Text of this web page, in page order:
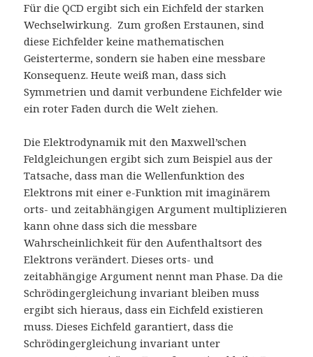
Für die QCD ergibt sich ein Eichfeld der starken
Wechselwirkung. Zum großen Erstaunen, sind
diese Eichfelder keine mathematischen
Geisterterme, sondern sie haben eine messbare
Konsequenz. Heute weiß man, dass sich
Symmetrien und damit verbundene Eichfelder wie
ein roter Faden durch die Welt ziehen.
Die Elektrodynamik mit den Maxwell’schen
Feldgleichungen ergibt sich zum Beispiel aus der
Tatsache, dass man die Wellenfunktion des
Elektrons mit einer e-Funktion mit imaginärem
orts- und zeitabhängigen Argument multiplizieren
kann ohne dass sich die messbare
Wahrscheinlichkeit für den Aufenthaltsort des
Elektrons verändert. Dieses orts- und
zeitabhängige Argument nennt man Phase. Da die
Schrödingergleichung invariant bleiben muss
ergibt sich hieraus, dass ein Eichfeld existieren
muss. Dieses Eichfeld garantiert, dass die
Schrödingergleichung invariant unter